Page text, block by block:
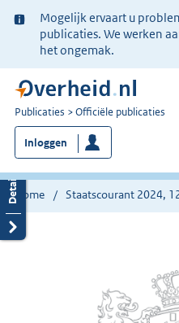
Ter
informatie:
Mogelijk ervaart u
publicaties. We werken
het ongemak.
U
bent
nu
hier:
Publicaties Officiële publicaties
Inloggen
Home Staatscourant 2024,